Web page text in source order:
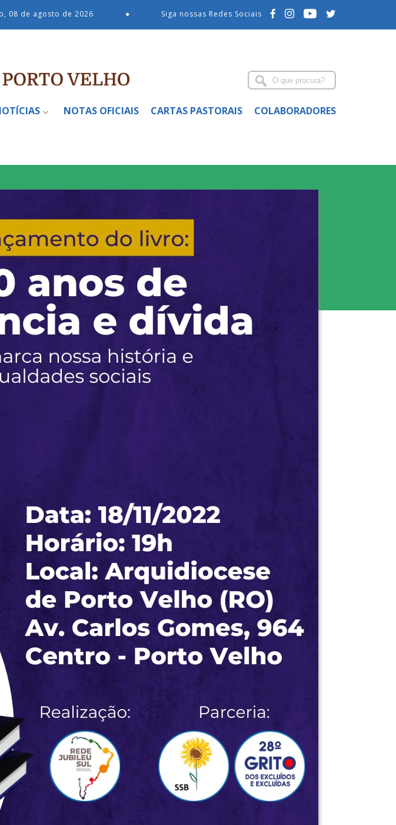
08 de agosto de 2026 ● Siga nossas Redes Sociais
NOTAS OFICIAIS CARTAS PASTORAIS COLABORADORES